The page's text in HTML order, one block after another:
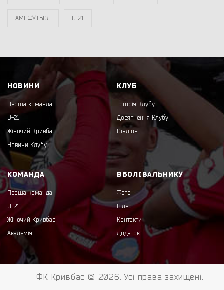
АМПФУТБОЛ U-21
НОВИНИ
Перша команда
U-21
Жіночий Кривбас
Новини Клубу
КЛУБ
Історія Клубу
Досягнення Клубу
Стадіон
КОМАНДА
Перша команда
U-21
Жіночий Кривбас
Академія
ВБОЛІВАЛЬНИКУ
Фото
Відео
Контакти
Додаток
ФК Кривбас © 2026. Усі права захищені.